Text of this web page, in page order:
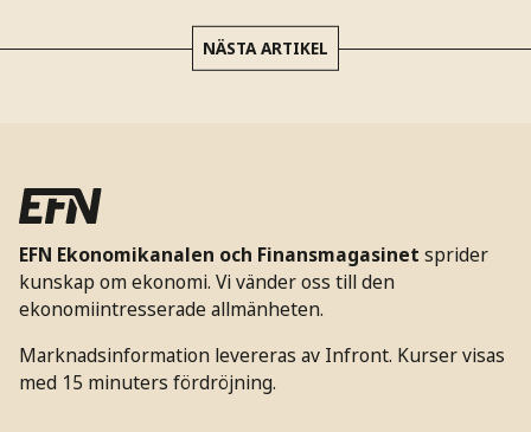
NÄSTA ARTIKEL
EFN Ekonomikanalen och Finansmagasinet sprider
kunskap om ekonomi. Vi vänder oss till den
ekonomiintresserade allmänheten.
Marknadsinformation levereras av Infront. Kurser visas
med 15 minuters fördröjning.